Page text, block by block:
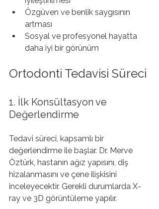
Özgüven ve benlik saygısının
artması
Sosyal ve profesyonel hayatta
daha iyi bir görünüm
Ortodonti Tedavisi Süreci
1. İlk Konsültasyon ve
Değerlendirme
Tedavi süreci, kapsamlı bir
değerlendirme ile başlar. Dr. Merve
Öztürk, hastanın ağız yapısını, diş
hizalanmasını ve çene ilişkisini
inceleyecektir. Gerekli durumlarda X-
ray ve 3D görüntüleme yapılır.